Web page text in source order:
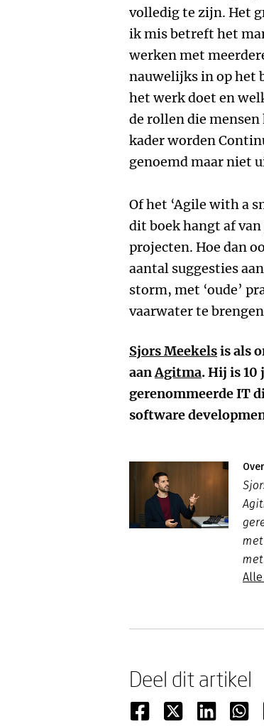
volledig te zijn. Het
ik mis betreft het
werken met
nauwelijks in op het
het werk doet en
de rollen die
kader worden
genoemd maar niet
Of het ‘Agile with a
dit boek hangt af
projecten. Hoe dan
aantal suggesties
storm, met ‘oude’
vaarwater te
Sjors Meekelsis als
aanAgitma. Hij is 10
gerenommeerde IT
software
Deel dit artikel